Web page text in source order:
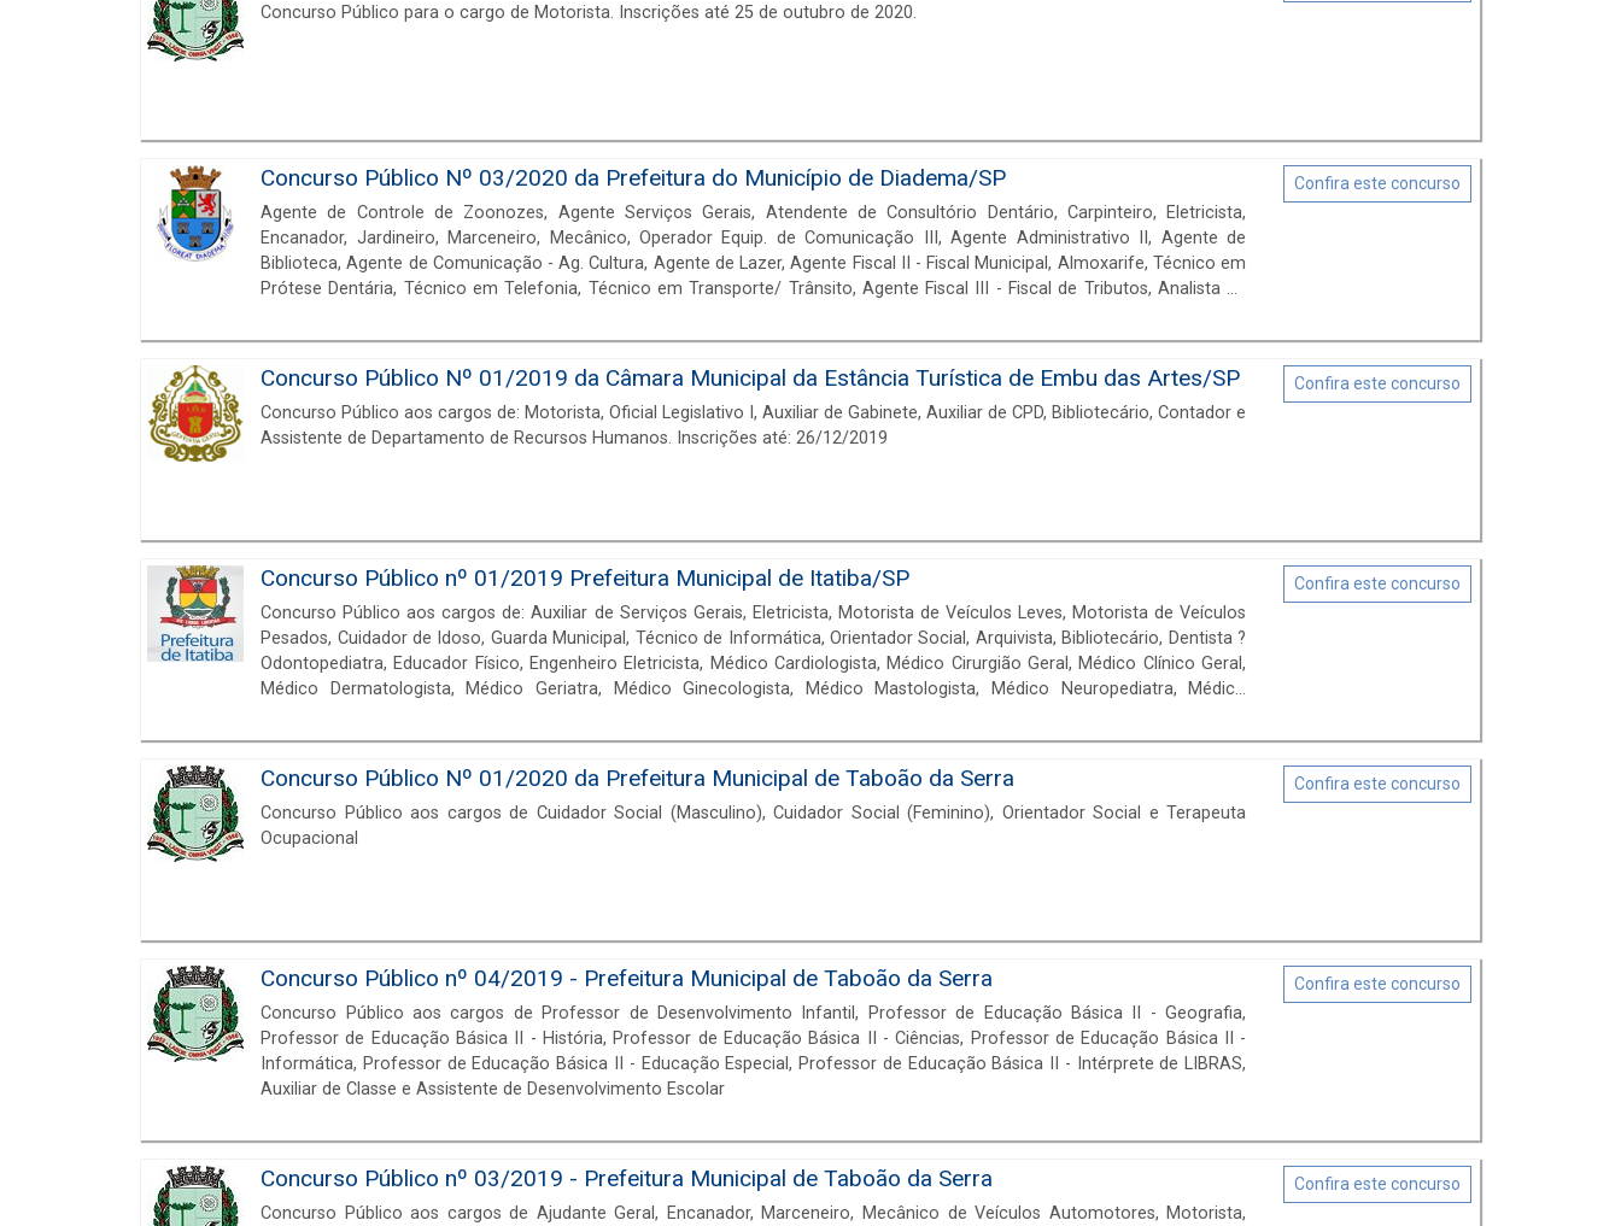
Concurso Público para o cargo de Motorista. Inscrições até 25 de outubro de 2020.
Concurso Público Nº 03/2020 da Prefeitura do Município de Diadema/SP
Agente de Controle de Zoonozes, Agente Serviços Gerais, Atendente de Consultório Dentário, Carpinteiro, Eletricista,
Encanador, Jardineiro, Marceneiro, Mecânico, Operador Equip. de Comunicação III, Agente Administrativo II, Agente de
Biblioteca, Agente de Comunicação - Ag. Cultura, Agente de Lazer, Agente Fiscal II - Fiscal Municipal, Almoxarife, Técnico em
Prótese Dentária, Técnico em Telefonia, Técnico em Transporte/ Trânsito, Agente Fiscal III - Fiscal de Tributos, Analista de
Economista, Engenheiro Civil de Obras, Engenheiro Trânsito/Transportes, Engenheiro Agrônomo, Médico Veterinário,
Procurador, Professores, Psicólogo, Terapeuta Ocupacional e muito mais!
Confira este concurso
Concurso Público Nº 01/2019 da Câmara Municipal da Estância Turística de Embu das Artes/SP
Concurso Público aos cargos de: Motorista, Oficial Legislativo I, Auxiliar de Gabinete, Auxiliar de CPD, Bibliotecário, Contador e
Assistente de Departamento de Recursos Humanos. Inscrições até: 26/12/2019
Confira este concurso
Concurso Público nº 01/2019 Prefeitura Municipal de Itatiba/SP
Concurso Público aos cargos de: Auxiliar de Serviços Gerais, Eletricista, Motorista de Veículos Leves, Motorista de Veículos
Pesados, Cuidador de Idoso, Guarda Municipal, Técnico de Informática, Orientador Social, Arquivista, Bibliotecário, Dentista ?
Odontopediatra, Educador Físico, Engenheiro Eletricista, Médico Cardiologista, Médico Cirurgião Geral, Médico Clínico Geral,
Médico Dermatologista, Médico Geriatra, Médico Ginecologista, Médico Mastologista, Médico Neuropediatra, Médico
com necessidades especiais e Professor de Desenvolvimento Infantil ? PDI. Inscrições até: 07/11/2019
Confira este concurso
Concurso Público Nº 01/2020 da Prefeitura Municipal de Taboão da Serra
Concurso Público aos cargos de Cuidador Social (Masculino), Cuidador Social (Feminino), Orientador Social e Terapeuta
Ocupacional
Confira este concurso
Concurso Público nº 04/2019 - Prefeitura Municipal de Taboão da Serra
Concurso Público aos cargos de Professor de Desenvolvimento Infantil, Professor de Educação Básica II - Geografia,
Professor de Educação Básica II - História, Professor de Educação Básica II - Ciências, Professor de Educação Básica II -
Informática, Professor de Educação Básica II - Educação Especial, Professor de Educação Básica II - Intérprete de LIBRAS,
Auxiliar de Classe e Assistente de Desenvolvimento Escolar
Confira este concurso
Concurso Público nº 03/2019 - Prefeitura Municipal de Taboão da Serra
Concurso Público aos cargos de Ajudante Geral, Encanador, Marceneiro, Mecânico de Veículos Automotores, Motorista,
Confira este concurso